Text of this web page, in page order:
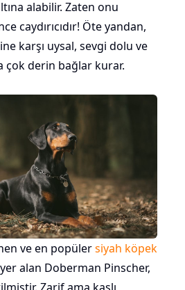
alabilir. Zaten onu
caydırıcıdır! Öte yandan,
karşı uysal, sevgi dolu ve
çok derin bağlar kurar.
ve en popülersiyah köpek
alan Doberman Pinscher,